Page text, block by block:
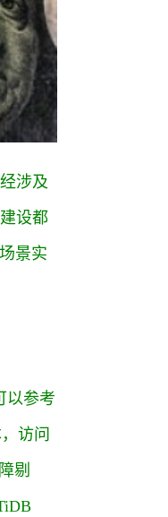
涉及
设都
景实
以参考
访问
剔